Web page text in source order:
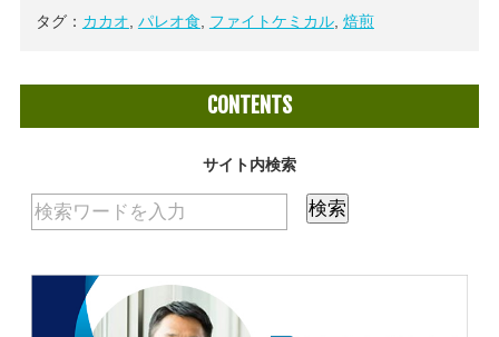
タグ： カカオ パレオ食 ファイトケミカル, 焙煎
CONTENTS
サイト内検索